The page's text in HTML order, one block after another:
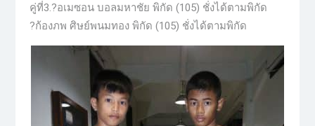
คู่ที่3.?อเมซอน บอลมหาชัย พิกัด (105) ชั่งได้ตามพิกัด
?ก้องภพ ศิษย์พนมทอง พิกัด (105) ชั่งได้ตามพิกัด